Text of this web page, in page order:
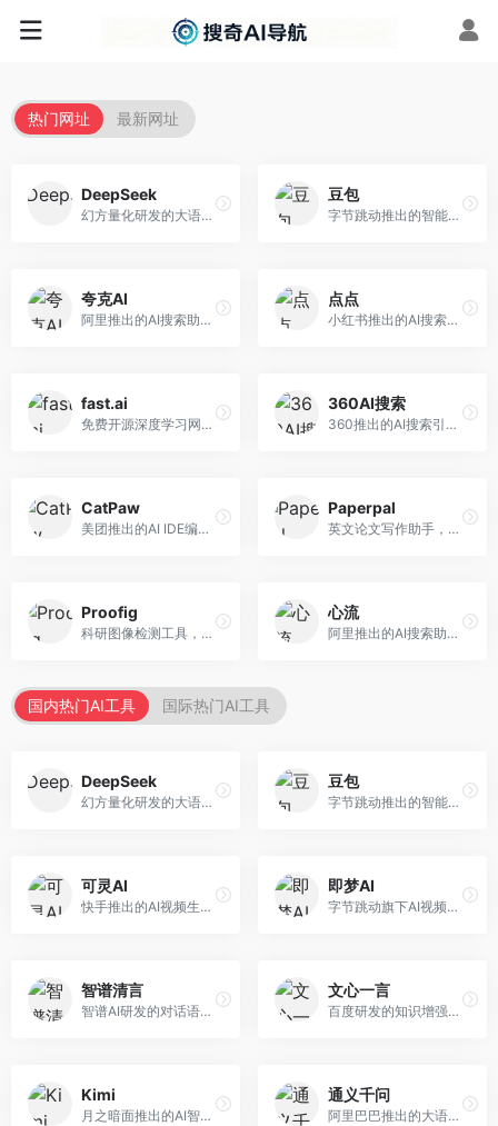
热门网址 最新网址
DeepSeek
幻方量化研发的大语言模型平台，专注于深度推理和代码生成能力。面向开发者、研究人员和技术爱好者，提供强大的逻辑推理和数学计算功能，开源生态完善，API接口友好。
豆包
字节跳动推出的智能对话助手平台，提供文本创作、知识问答、英语学习等多种AI服务。面向普通用户和内容创作者，支持多轮对话和文件解析，免费使用，响应速度快，中文理解能力强。
夸克AI
阿里推出的AI搜索助手，整合搜索与AI功能。面向年轻用户，提供智能搜索、文档处理、学习辅助等服务，与夸克生态深度整合。
点点
小红书推出的AI搜索应用，专注于生活方式内容搜索。面向小红书用户，提供生活攻略、消费决策、内容推荐等服务，生活方式内容丰富。
fast.ai
免费开源深度学习网站，专注于实用AI教学。面向开发者，提供免费深度学习课程、实战项目、代码库等资源，学习门槛低。
360AI搜索
360推出的AI搜索引擎，专注于安全智能搜索。面向普通用户，提供智能问答、网页搜索、内容整理等服务，安全防护能力强。
CatPaw
美团推出的AI IDE编程工具，专注于本地开发生态。面向开发者，提供智能代码补全、代码生成、项目管理等服务，本地开发体验好。
Paperpal
英文论文写作助手，专注于学术英语润色。面向需要发表国际期刊的研究者，提供语法检查、学术表达优化、格式规范等服务，英语表达地道专业。
Proofig
科研图像检测工具，专注于学术图像完整性验证。面向科研人员，提供图像检测、重复分析、报告生成等服务，学术检测专业。
心流
阿里推出的AI搜索助手，专注于智能信息获取。面向普通用户，提供智能搜索、内容整理、知识问答等服务，与阿里生态深度整合。
国内热门AI工具 国际热门AI工具
DeepSeek
幻方量化研发的大语言模型平台，专注于深度推理和代码生成能力。面向开发者、研究人员和技术爱好者，提供强大的逻辑推理和数学计算功能，开源生态完善，API接口友好。
豆包
字节跳动推出的智能对话助手平台，提供文本创作、知识问答、英语学习等多种AI服务。面向普通用户和内容创作者，支持多轮对话和文件解析，免费使用，响应速度快，中文理解能力强。
可灵AI
快手推出的AI视频生成平台，支持文生视频和图生视频，可生成长达2分钟的高质量视频内容。面向短视频创作者和营销人员，操作简便，生成效果逼真，适合商业推广和创意表达。
即梦AI
字节跳动旗下AI视频创作平台，支持多模态内容生成。面向内容创作者和营销人员，提供文生视频、图生视频、智能剪辑等功能，中文理解能力强，创作效率高。
智谱清言
智谱AI研发的对话语言模型，支持中英双语交互。面向中文用户和开发者，提供知识问答、代码编写、文档解读等服务，开源生态完善，学术研究背景深厚。
文心一言
百度研发的知识增强大语言模型，深度融合百度知识图谱和搜索能力。面向中文用户，提供知识问答、文本创作、逻辑推理等服务，中文语境理解准确，知识覆盖面广。
Kimi
月之暗面推出的AI智能助手，核心优势在于超长文本处理能力，支持20万字以上文档分析。面向学术研究者、职场人士和内容创作者，提供文档解读、PPT生成、联网搜索等综合服务。
通义千问
阿里巴巴推出的大语言模型平台，提供对话问答、文档处理、图像理解、代码编写等全方位AI服务。面向企业用户和个人开发者，集成阿里云生态，支持多模态交互，企业级安全保障。